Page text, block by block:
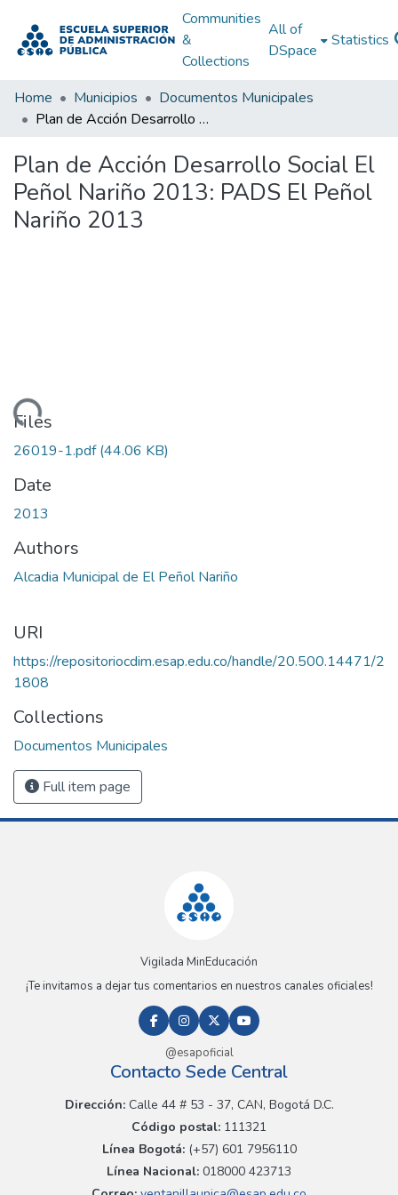
Communities
&
Collections
All of
DSpace
Statistics
Home Municipios
Documentos Municipales
Plan de Acción Desarrollo Social El Peñol Nariño 2013: PADS El Peñol Nariño 2013
Plan de Acción Desarrollo Social El
Peñol Nariño 2013: PADS El Peñol
Nariño 2013
Files
26019-1.pdf(44.06 KB)
Date
2013
Authors
Alcadia Municipal de El Peñol Nariño
URI
https://repositoriocdim.esap.edu.co/handle/20.500.14471/2
1808
Collections
Documentos Municipales
Full item page
Vigilada MinEducación
¡Te invitamos a dejar tus comentarios en nuestros canales oficiales!
@esapoficial
Contacto Sede Central
Dirección:Calle 44 # 53 - 37, CAN, Bogotá D.C.
Código postal: 111321
Línea Bogotá:(+57) 601 7956110
Línea Nacional: 018000 423713